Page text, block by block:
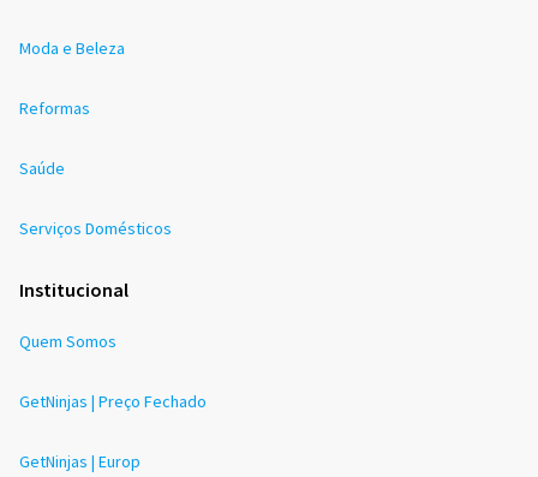
Moda e Beleza
Reformas
Saúde
Serviços Domésticos
Institucional
Quem Somos
GetNinjas | Preço Fechado
GetNinjas | Europ